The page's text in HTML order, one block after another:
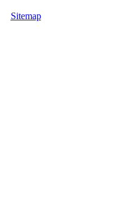
Sitemap